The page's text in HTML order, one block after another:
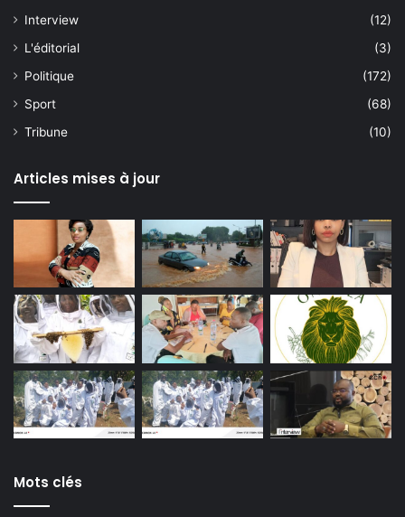
Interview
(12)
L'éditorial
(3)
Politique
(172)
Sport
(68)
Tribune
(10)
Articles mises à jour
Mots clés